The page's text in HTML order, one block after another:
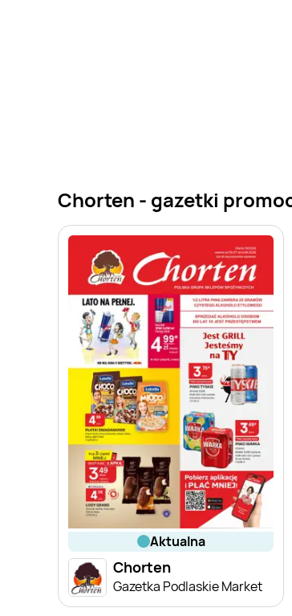
Chorten - gazetki
aktualna
Chorten
Gazetka Podlaskie Market